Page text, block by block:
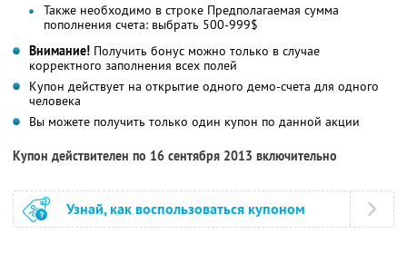
Также необходимо в строке Предполагаемая сумма
пополнения счета: выбрать 500-999$
Внимание! Получить бонус можно только в случае
корректного заполнения всех полей
Купон действует на открытие одного демо-счета для одного
человека
Вы можете получить только один купон по данной акции
Купон действителен по 16 сентября 2013 включительно
Узнай, как воспользоваться купоном